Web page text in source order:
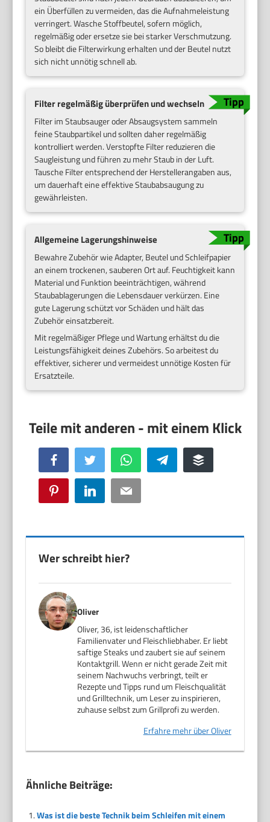
ein Überfüllen zu vermeiden, das die Aufnahmeleistung
verringert. Wasche Stoffbeutel, sofern möglich,
regelmäßig oder ersetze sie bei starker Verschmutzung.
So bleibt die Filterwirkung erhalten und der Beutel nutzt
sich nicht unnötig schnell ab.
Filter regelmäßig überprüfen und wechseln
Filter im Staubsauger oder Absaugsystem sammeln
feine Staubpartikel und sollten daher regelmäßig
kontrolliert werden. Verstopfte Filter reduzieren die
Saugleistung und führen zu mehr Staub in der Luft.
Tausche Filter entsprechend der Herstellerangaben aus,
um dauerhaft eine effektive Staubabsaugung zu
gewährleisten.
Allgemeine Lagerungshinweise
Bewahre Zubehör wie Adapter, Beutel und Schleifpapier
an einem trockenen, sauberen Ort auf. Feuchtigkeit kann
Material und Funktion beeinträchtigen, während
Staubablagerungen die Lebensdauer verkürzen. Eine
gute Lagerung schützt vor Schäden und hält das
Zubehör einsatzbereit.
Mit regelmäßiger Pflege und Wartung erhältst du die
Leistungsfähigkeit deines Zubehörs. So arbeitest du
effektiver, sicherer und vermeidest unnötige Kosten für
Ersatzteile.
Facebook Twitter WhatsApp Telegram Buffer
Pinterest LinkedIn Email
Wer schreibt hier?
Oliver
Oliver, 36, ist leidenschaftlicher
Familienvater und Fleischliebhaber. Er liebt
saftige Steaks und zaubert sie auf seinem
Kontaktgrill. Wenn er nicht gerade Zeit mit
seinem Nachwuchs verbringt, teilt er
Rezepte und Tipps rund um Fleischqualität
und Grilltechnik, um Leser zu inspirieren,
zuhause selbst zum Grillprofi zu werden.
Erfahre mehr über Oliver
Ähnliche Beiträge:
Was ist die beste Technik beim Schleifen mit einem